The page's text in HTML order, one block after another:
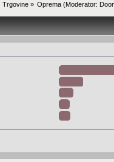
Trgovine» Oprema (Moderator: